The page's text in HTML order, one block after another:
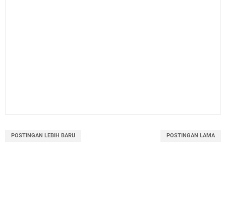
POSTINGAN LEBIH BARU POSTINGAN LAMA